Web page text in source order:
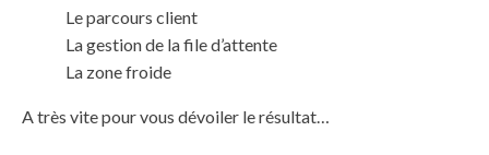
Le parcours client
La gestion de la file d’attente
La zone froide
A très vite pour vous dévoiler le résultat…